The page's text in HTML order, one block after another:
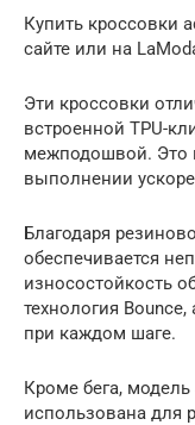
Купить кроссовки
сайте или на
Эти кроссовки
встроенной TPU-
межподошвой. Это
выполнении
Благодаря
обеспечивается
износостойкость
технология
при каждом шаге.
Кроме бега,
использована для